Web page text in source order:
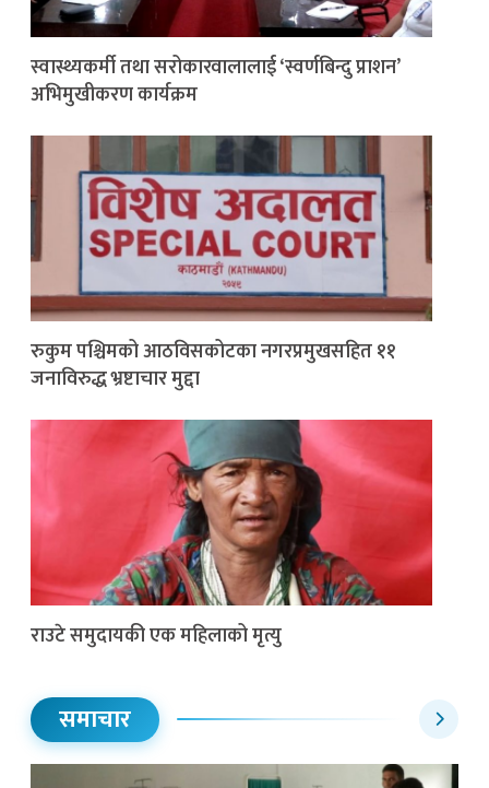
स्वास्थ्यकर्मी तथा सरोकारवालालाई ‘स्वर्णबिन्दु प्राशन’
अभिमुखीकरण कार्यक्रम
रुकुम पश्चिमको आठविसकोटका नगरप्रमुखसहित ११
जनाविरुद्ध भ्रष्टाचार मुद्दा
राउटे समुदायकी एक महिलाको मृत्यु
समाचार